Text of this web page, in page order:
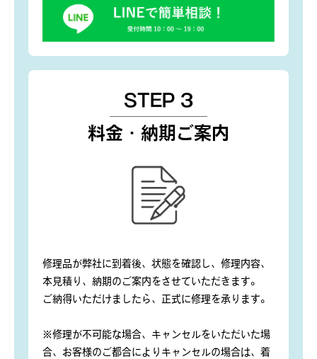
STEP 3
料金・納期ご案内
修理品が弊社に到着後、状態を確認し、修理内容、
本見積り、納期のご案内をさせていただきます。
ご納得いただけましたら、正式に修理を承ります。
※修理が不可能な場合、キャンセルをいただいた場
合、お客様のご都合によりキャンセルの場合は、着